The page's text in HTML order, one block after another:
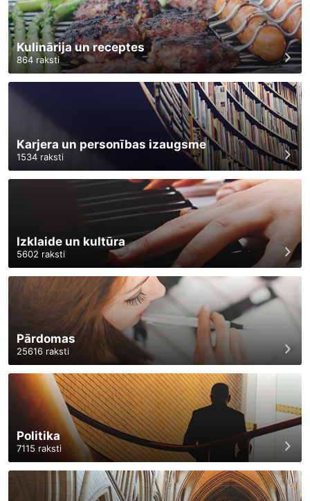
Kulinārija un receptes
864 raksti
Karjera un personības izaugsme
1534 raksti
Izklaide un kultūra
5602 raksti
Pārdomas
25616 raksti
Politika
7115 raksti